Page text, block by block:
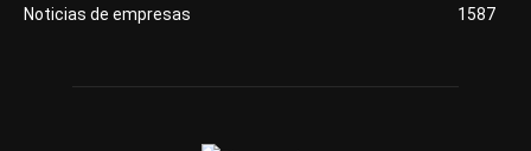
Noticias de empresas
1587